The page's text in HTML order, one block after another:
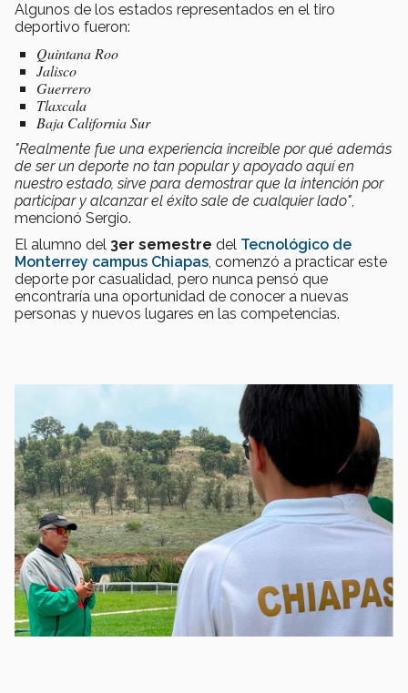
Algunos de los estados representados en el tiro
deportivo fueron:
Quintana Roo
Jalisco
Guerrero
Tlaxcala
Baja California Sur
"Realmente fue una experiencia increíble por qué además
de ser un deporte no tan popular y apoyado aquí en
nuestro estado, sirve para demostrar que la intención por
participar y alcanzar el éxito sale de cualquier lado",
mencionó Sergio.
El alumno del 3er semestre del Tecnológico de
Monterrey campus Chiapas, comenzó a practicar este
deporte por casualidad, pero nunca pensó que
encontraría una oportunidad de conocer a nuevas
personas y nuevos lugares en las competencias.